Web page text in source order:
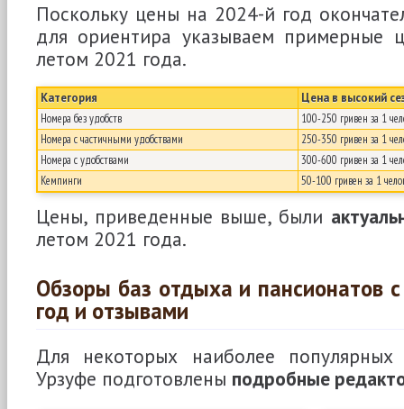
Поскольку цены на 2024-й год
для ориентира указываем примерные
летом 2021 года.
Категория
Цена в высокий
Номера без удобств
100-250 гривен за 1
Номера с частичными удобствами
250-350 гривен за 1
Номера с удобствами
300-600 гривен за 1
Кемпинги
50-100 гривен за 1
Цены, приведенные выше, были
летом 2021 года.
Обзоры баз отдыха и пансионатов
год и отзывами
Для некоторых наиболее
Урзуфе подготовлены подробные